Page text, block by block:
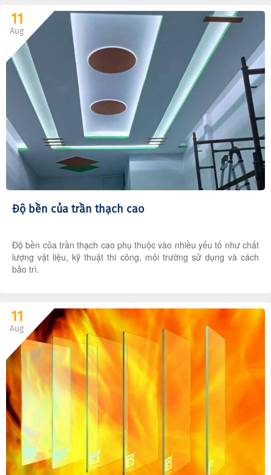
11
Aug
Độ bền của trần thạch cao
Độ bền của trần thạch cao phụ thuộc vào nhiều yếu tố như chất
lượng vật liệu, kỹ thuật thi công, môi trường sử dụng và cách
bảo trì.
11
Aug